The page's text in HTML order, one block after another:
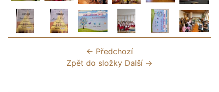
← Předchozí
Zpět do složky Další →